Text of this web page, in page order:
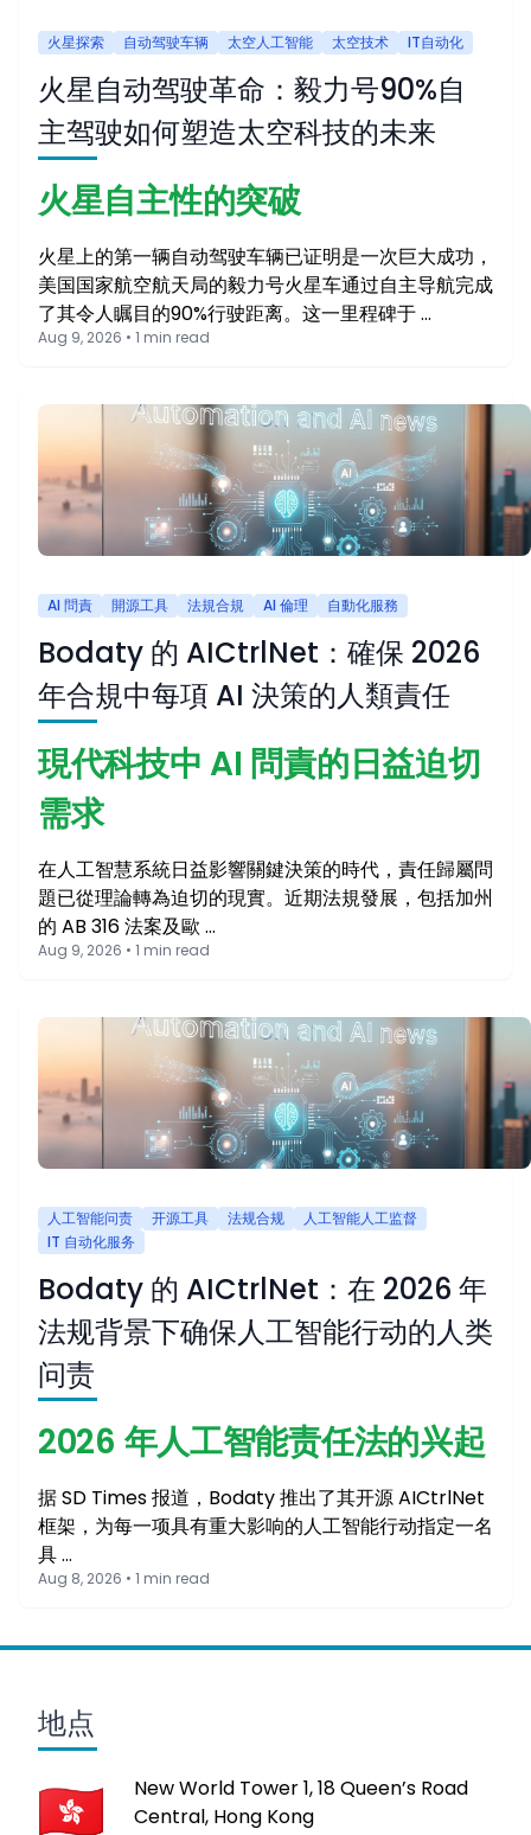
火星探索 自动驾驶车辆 太空人工智能 太空技术 IT自动化
火星自动驾驶革命：毅力号90%自
主驾驶如何塑造太空科技的未来
火星自主性的突破
火星上的第一辆自动驾驶车辆已证明是一次巨大成功，
美国国家航空航天局的毅力号火星车通过自主导航完成
了其令人瞩目的90%行驶距离。这一里程碑于 …
Aug 9, 2026 • 1 min read
AI 問責 開源工具 法規合規 AI 倫理 自動化服務
Bodaty 的 AICtrlNet：確保 2026
年合規中每項 AI 決策的人類責任
現代科技中 AI 問責的日益迫切
需求
在人工智慧系統日益影響關鍵決策的時代，責任歸屬問
題已從理論轉為迫切的現實。近期法規發展，包括加州
的 AB 316 法案及歐 …
Aug 9, 2026 • 1 min read
人工智能问责 开源工具 法规合规
人工智能人工监督
IT 自动化服务
Bodaty 的 AICtrlNet：在 2026 年
法规背景下确保人工智能行动的人类
问责
2026 年人工智能责任法的兴起
据 SD Times 报道，Bodaty 推出了其开源 AICtrlNet
框架，为每一项具有重大影响的人工智能行动指定一名
具 …
Aug 8, 2026 • 1 min read
地点
New World Tower 1, 18 Queen’s Road
Central, Hong Kong